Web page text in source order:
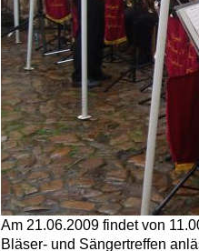
Am 21.06.2009 findet von
Bläser- und Sängertreffen